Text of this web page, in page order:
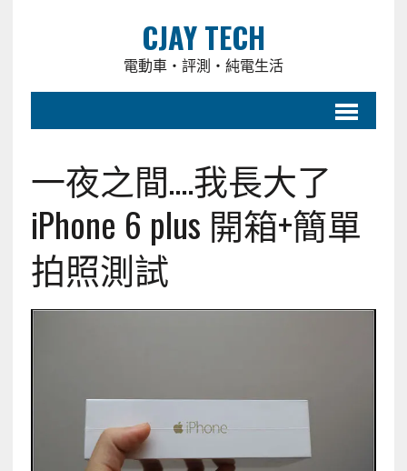
CJAY TECH
電動車・評測・純電生活
一夜之間….我長大了
iPhone 6 plus 開箱+簡單
拍照測試